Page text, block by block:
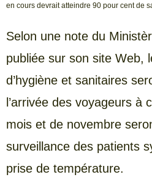
en cours devrait atteindre 90 pour cent de
Selon une note du
publiée sur son site Web,
d’hygiène et sanitaires
l’arrivée des voyageurs à
mois et de novembre
surveillance des patients
prise de température.